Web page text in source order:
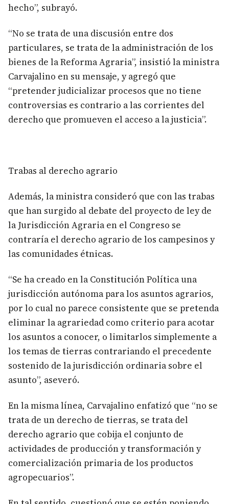
hecho”, subrayó.
“No se trata de una discusión entre dos
particulares, se trata de la administración de los
bienes de la Reforma Agraria”, insistió la ministra
Carvajalino en su mensaje, y agregó que
“pretender judicializar procesos que no tiene
controversias es contrario a las corrientes del
derecho que promueven el acceso a la justicia”.
Trabas al derecho agrario
Además, la ministra consideró que con las trabas
que han surgido al debate del proyecto de ley de
la Jurisdicción Agraria en el Congreso se
contraría el derecho agrario de los campesinos y
las comunidades étnicas.
“Se ha creado en la Constitución Política una
jurisdicción autónoma para los asuntos agrarios,
por lo cual no parece consistente que se pretenda
eliminar la agrariedad como criterio para acotar
los asuntos a conocer, o limitarlos simplemente a
los temas de tierras contrariando el precedente
sostenido de la jurisdicción ordinaria sobre el
asunto”, aseveró.
En la misma línea, Carvajalino enfatizó que “no se
trata de un derecho de tierras, se trata del
derecho agrario que cobija el conjunto de
actividades de producción y transformación y
comercialización primaria de los productos
agropecuarios”.